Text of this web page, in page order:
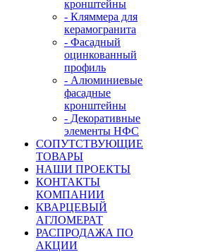
кронштейны
- Кляммера для
керамогранита
- Фасадный
оцинкованный
профиль
- Алюминиевые
фасадные
кронштейны
- Декоративные
элементы НФС
СОПУТСТВУЮЩИЕ
ТОВАРЫ
НАШИ ПРОЕКТЫ
КОНТАКТЫ
КОМПАНИИ
КВАРЦЕВЫЙ
АГЛОМЕРАТ
РАСПРОДАЖА ПО
АКЦИИ